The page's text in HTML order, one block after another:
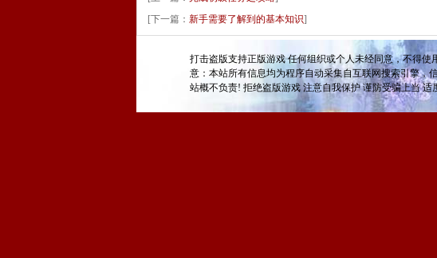
[下一篇： 新手需要了解到的基本知识]
打击盗版支持正版游戏 任何组织或个人未经同意，不得
意：本站所有信息均为程序自动采集自互联网搜索引擎，
站概不负责! 拒绝盗版游戏 注意自我保护 谨防受骗上当